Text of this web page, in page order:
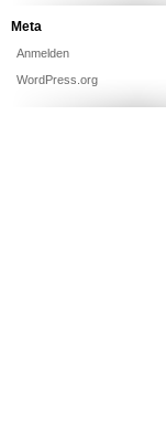
Meta
Anmelden
WordPress.org